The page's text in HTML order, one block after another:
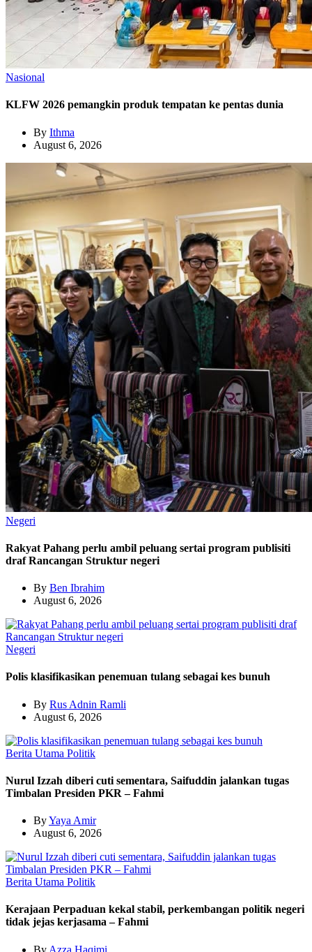
Nasional
KLFW 2026 pemangkin produk tempatan ke pentas dunia
By Ithma
August 6, 2026
Negeri
Rakyat Pahang perlu ambil peluang sertai program publisiti
draf Rancangan Struktur negeri
By Ben Ibrahim
August 6, 2026
Negeri
Polis klasifikasikan penemuan tulang sebagai kes bunuh
By Rus Adnin Ramli
August 6, 2026
Berita Utama Politik
Nurul Izzah diberi cuti sementara, Saifuddin jalankan tugas
Timbalan Presiden PKR – Fahmi
ByYaya Amir
August 6, 2026
Berita Utama Politik
Kerajaan Perpaduan kekal stabil, perkembangan politik negeri
tidak jejas kerjasama – Fahmi
By Azza Haqimi